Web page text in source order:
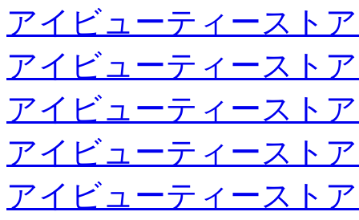
アイビューティースト
アイビューティースト
アイビューティースト
アイビューティースト
アイビューティースト